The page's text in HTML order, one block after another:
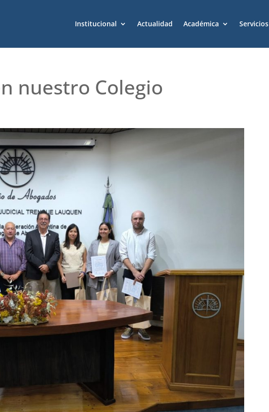
Institucional Actualidad Académica Servicios
nuestro Colegio